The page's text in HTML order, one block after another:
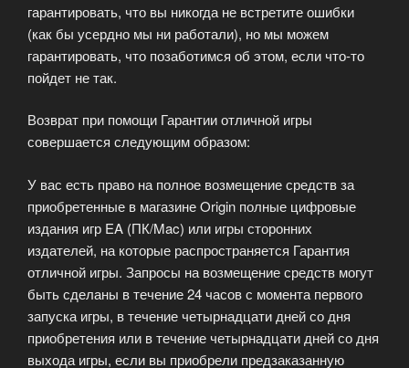
гарантировать, что вы никогда не встретите ошибки
(как бы усердно мы ни работали), но мы можем
гарантировать, что позаботимся об этом, если что-то
пойдет не так.
Возврат при помощи Гарантии отличной игры
совершается следующим образом:
У вас есть право на полное возмещение средств за
приобретенные в магазине Origin полные цифровые
издания игр EA (ПК/Mac) или игры сторонних
издателей, на которые распространяется Гарантия
отличной игры. Запросы на возмещение средств могут
быть сделаны в течение 24 часов с момента первого
запуска игры, в течение четырнадцати дней со дня
приобретения или в течение четырнадцати дней со дня
выхода игры, если вы приобрели предзаказанную